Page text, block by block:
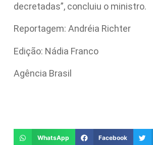
decretadas”, concluiu o ministro.
Reportagem: Andréia Richter
Edição: Nádia Franco
Agência Brasil
WhatsApp Facebook